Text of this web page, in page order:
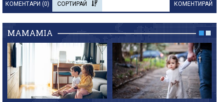
КОМЕНТАРИ (0) СОРТИРАЙ КОМЕНТИРАЙ
MAMAMIA